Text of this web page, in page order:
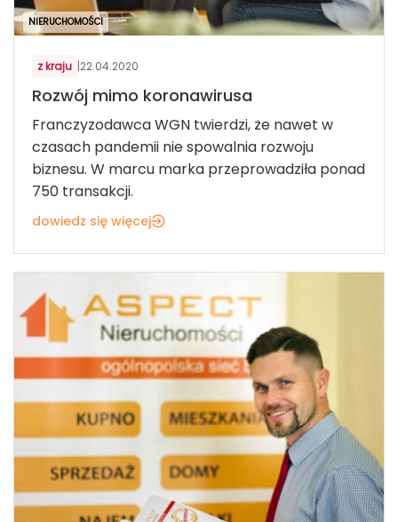
NIERUCHOMOŚCI
z kraju |22.04.2020
Rozwój mimo koronawirusa
Franczyzodawca WGN twierdzi, że nawet w
czasach pandemii nie spowalnia rozwoju
biznesu. W marcu marka przeprowadziła ponad
750 transakcji.
dowiedz się więcej